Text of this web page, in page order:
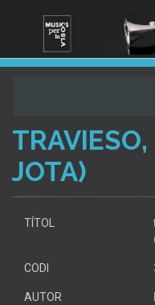
JOTA)
TÍTOL
CODI
AUTOR